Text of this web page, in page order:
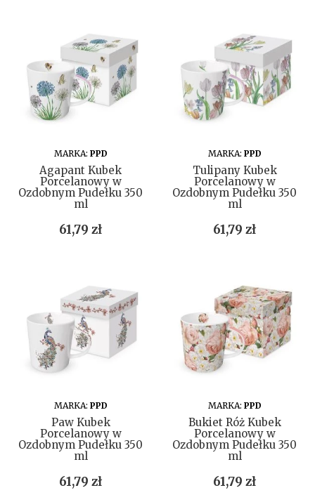
DO KOSZYKA
MARKA: PPD
Agapant Kubek
Porcelanowy w
Ozdobnym Pudełku 350
ml
Cena
61,79 zł
DO KOSZYKA
MARKA: PPD
Tulipany Kubek
Porcelanowy w
Ozdobnym Pudełku 350
ml
Cena
61,79 zł
DO KOSZYKA
MARKA: PPD
Paw Kubek
Porcelanowy w
Ozdobnym Pudełku 350
ml
Cena
61,79 zł
DO KOSZYKA
MARKA: PPD
Bukiet Róż Kubek
Porcelanowy w
Ozdobnym Pudełku 350
ml
Cena
61,79 zł